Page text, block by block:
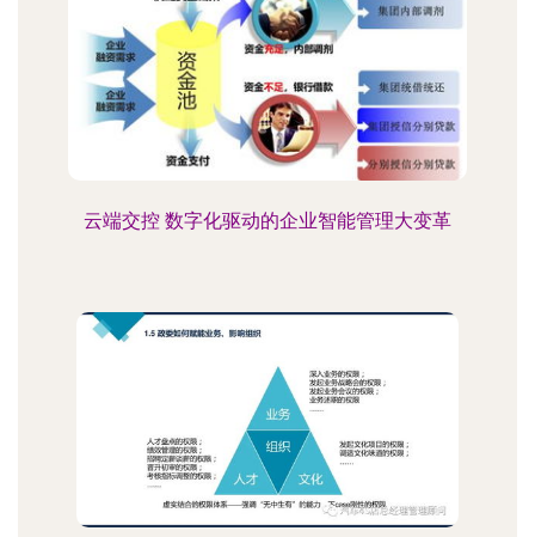
云端交控 数字化驱动的企业智能管理大变革